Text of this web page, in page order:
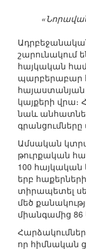
շարունակում
հայկական
պարբերաբար
կայքերի վրա։
նաև
Ամսական
թուրքական
100 հայկական
երբ
տիրապետել
մեծ
միանգամից 86
որ հիմնական